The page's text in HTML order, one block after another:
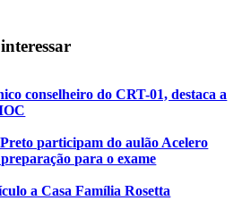
conselheiro do CRT-01, destaca a
participam do aulão Acelero
para o exame
a Casa Família Rosetta